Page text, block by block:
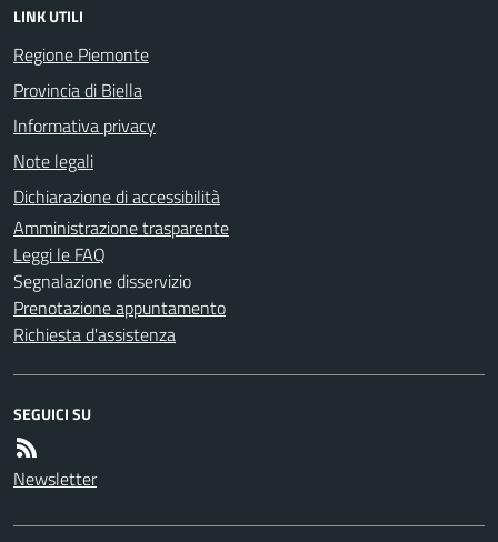
LINK UTILI
Regione Piemonte
Provincia di Biella
Informativa privacy
Note legali
Dichiarazione di accessibilità
Amministrazione trasparente
Leggi le FAQ
Segnalazione disservizio
Prenotazione appuntamento
Richiesta d'assistenza
SEGUICI SU
Newsletter